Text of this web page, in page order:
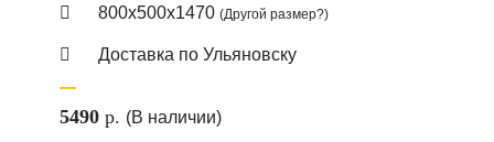
800х500х1470 (Другой размер?)
Доставка по Ульяновску
5490 p. (В наличии)